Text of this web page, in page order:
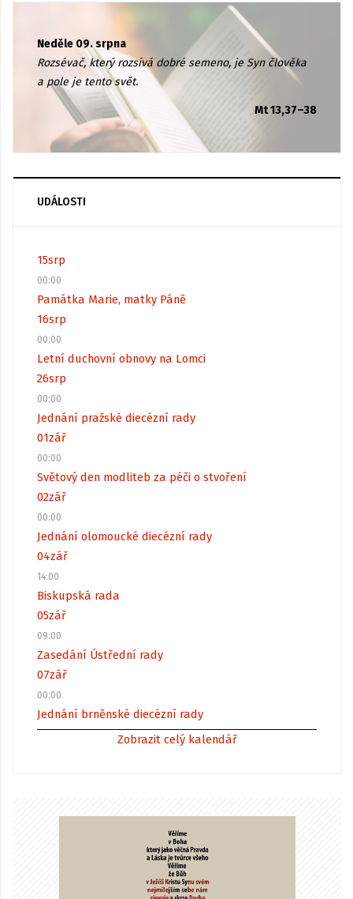
Neděle 09. srpna
Rozsévač, který rozsívá dobré semeno, je Syn člověka
a pole je tento svět.
Mt 13,37–38
UDÁLOSTI
15srp
00:00
Památka Marie, matky Páně
16srp
00:00
Letní duchovní obnovy na Lomci
26srp
00:00
Jednání pražské diecézní rady
01zář
00:00
Světový den modliteb za péči o stvoření
02zář
00:00
Jednání olomoucké diecézní rady
04zář
14:00
Biskupská rada
05zář
09:00
Zasedání Ústřední rady
07zář
00:00
Jednání brněnské diecézní rady
Zobrazit celý kalendář